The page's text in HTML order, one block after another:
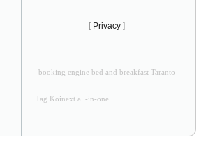
[ Privacy ]
booking engine bed and breakfast Taranto
Tag Koinext all-in-one